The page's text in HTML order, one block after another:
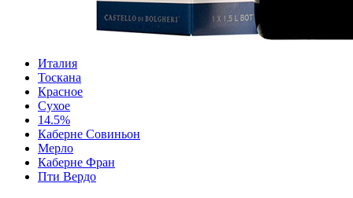
Италия
Тоскана
Красное
Сухое
14.5%
Каберне Совиньон
Мерло
Каберне Фран
Пти Вердо